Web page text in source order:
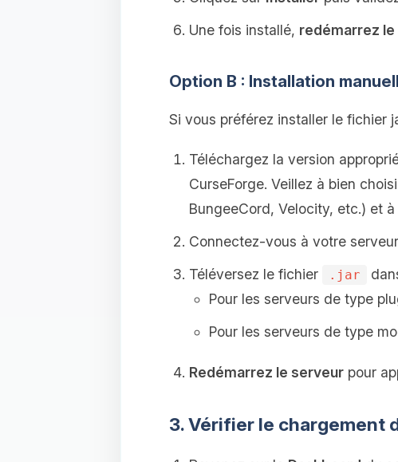
Une fois installé, redémarrez
Option B : Installation
Si vous préférez installer le fichier
Téléchargez la version
CurseForge. Veillez à bien
BungeeCord, Velocity, etc.) et
Connectez-vous à votre
Téléversez le fichier
.jar
Pour les serveurs de type
Pour les serveurs de type
Redémarrez le serveurpour
3. Vérifier le chargement